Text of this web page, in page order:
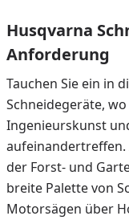
Husqvarna
Anforderung
Tauchen Sie ein in
Schneidegeräte,
Ingenieurskunst
aufeinandertreffen.
der Forst- und
breite Palette von
Motorsägen über